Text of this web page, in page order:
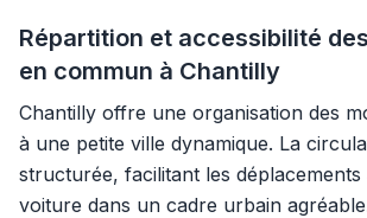
Répartition et accessibilité
en commun à Chantilly
Chantilly offre une organisation des
à une petite ville dynamique. La
structurée, facilitant les
voiture dans un cadre urbain